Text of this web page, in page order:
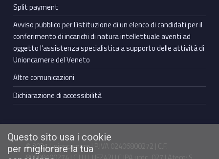
Split payment
Avviso pubblico per l’istituzione di un elenco di candidati per il
conferimento di incarichi di natura intellettuale aventi ad
oggetto l’assistenza specialistica a supporto delle attività di
Unioncamere del Veneto
Altre comunicazioni
Dichiarazione di accessibilità
© 2021 Unioncamere | P.IVA 02406800272 | C.F.
Questo sito usa i cookie
per migliorare la tua